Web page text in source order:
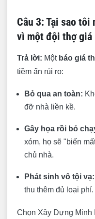
Câu 3: Tại sao tôi
vì một đội thợ giá
Trả lời: Một báo giá
tiềm ẩn rủi ro:
Bỏ qua an toàn:
đỡ nhà liền kề.
Gây họa rồi bỏ
xóm, họ sẽ "biến
chủ nhà.
Phát sinh vô tội vạ:
thu thêm đủ loại phí.
Chọn Xây Dựng Minh